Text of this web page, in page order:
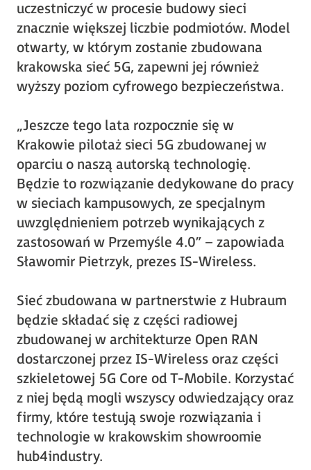
uczestniczyć w procesie budowy sieci
znacznie większej liczbie podmiotów. Model
otwarty, w którym zostanie zbudowana
krakowska sieć 5G, zapewni jej również
wyższy poziom cyfrowego bezpieczeństwa.
„Jeszcze tego lata rozpocznie się w
Krakowie pilotaż sieci 5G zbudowanej w
oparciu o naszą autorską technologię.
Będzie to rozwiązanie dedykowane do pracy
w sieciach kampusowych, ze specjalnym
uwzględnieniem potrzeb wynikających z
zastosowań w Przemyśle 4.0” – zapowiada
Sławomir Pietrzyk, prezes IS-Wireless.
Sieć zbudowana w partnerstwie z Hubraum
będzie składać się z części radiowej
zbudowanej w architekturze Open RAN
dostarczonej przez IS-Wireless oraz części
szkieletowej 5G Core od T-Mobile. Korzystać
z niej będą mogli wszyscy odwiedzający oraz
firmy, które testują swoje rozwiązania i
technologie w krakowskim showroomie
hub4industry.